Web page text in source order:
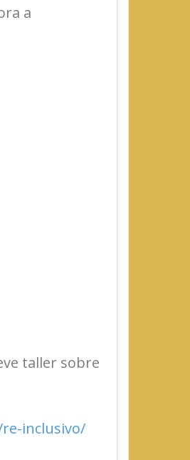
a
taller sobre
inclusivo/